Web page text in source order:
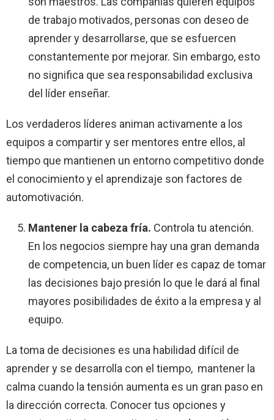
de trabajo motivados, personas con deseo de
aprender y desarrollarse, que se esfuercen
constantemente por mejorar. Sin embargo, esto
no significa que sea responsabilidad exclusiva
del líder enseñar.
Los verdaderos líderes animan activamente a los
equipos a compartir y ser mentores entre ellos, al
tiempo que mantienen un entorno competitivo donde
el conocimiento y el aprendizaje son factores de
automotivación.
Mantener la cabeza fría. Controla tu atención.
En los negocios siempre hay una gran demanda
de competencia, un buen líder es capaz de tomar
las decisiones bajo presión lo que le dará al final
mayores posibilidades de éxito a la empresa y al
equipo.
La toma de decisiones es una habilidad difícil de
aprender y se desarrolla con el tiempo, mantener la
calma cuando la tensión aumenta es un gran paso en
la dirección correcta. Conocer tus opciones y